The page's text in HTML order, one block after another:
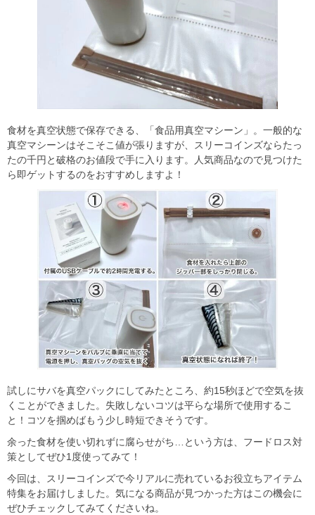
食材を真空状態で保存できる、「食品用真空マシーン」。一般的な
真空マシーンはそこそこ値が張りますが、スリーコインズならたっ
たの千円と破格のお値段で手に入ります。人気商品なので見つけた
ら即ゲットするのをおすすめしますよ！
試しにサバを真空パックにしてみたところ、約15秒ほどで空気を抜
くことができました。失敗しないコツは平らな場所で使用するこ
と！コツを掴めばもう少し時短できそうです。
余った食材を使い切れずに腐らせがち…という方は、フードロス対
策としてぜひ1度使ってみて！
今回は、スリーコインズで今リアルに売れているお役立ちアイテム
特集をお届けしました。気になる商品が見つかった方はこの機会に
ぜひチェックしてみてくださいね。